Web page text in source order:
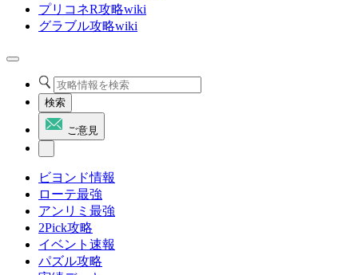
プリコネR攻略wiki
グラブル攻略wiki
検索
ご意見
ビヨンド情報
ローテ最強
アンリミ最強
2Pick攻略
イベント速報
パズル攻略